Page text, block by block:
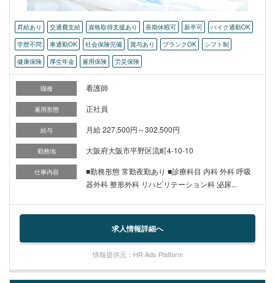
昇給あり 交通費支給 資格取得支援あり 長期休暇可 新卒可
バイク通勤OK
学歴不問
車通勤OK 社会保険完備 賞与あり ブランクOK
シフト制
健康保険
厚生年金 雇用保険 労災保険
職種 看護師
雇用形態 正社員
給与 月給 227,500円～302,500円
勤務地 大阪府大阪市平野区流町4-10-10
仕事内容
■勤務形態 常勤夜勤あり ■診療科目 内科 外科 呼吸
器外科 整形外科 リハビリテーション科 泌尿...
求人情報詳細へ
情報提供元：HR Ads Platform